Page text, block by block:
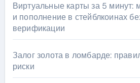
Виртуальные карты за 5 минут:
и пополнение в стейблкоинах
верификации
Залог золота в ломбарде:
риски